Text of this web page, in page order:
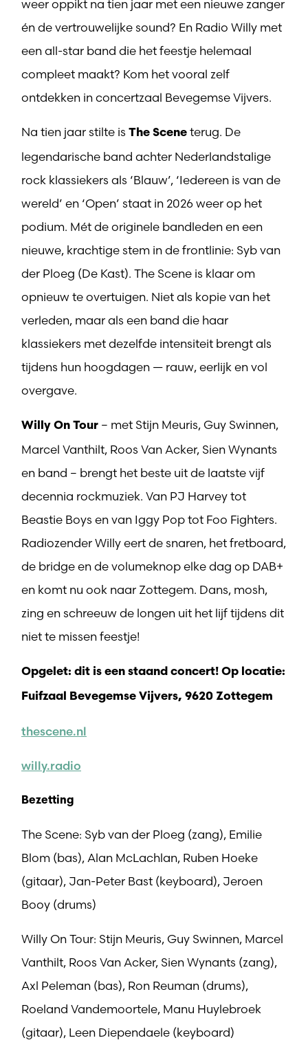
weer oppikt na tien jaar met een nieuwe zanger
én de vertrouwelijke sound? En Radio Willy met
een all-star band die het feestje helemaal
compleet maakt? Kom het vooral zelf
ontdekken in concertzaal Bevegemse Vijvers.
Na tien jaar stilte is The Scene terug. De
legendarische band achter Nederlandstalige
rock klassiekers als ‘Blauw’, ‘Iedereen is van de
wereld’ en ‘Open’ staat in 2026 weer op het
podium. Mét de originele bandleden en een
nieuwe, krachtige stem in de frontlinie: Syb van
der Ploeg (De Kast). The Scene is klaar om
opnieuw te overtuigen. Niet als kopie van het
verleden, maar als een band die haar
klassiekers met dezelfde intensiteit brengt als
tijdens hun hoogdagen — rauw, eerlijk en vol
overgave.
Willy On Tour – met Stijn Meuris, Guy Swinnen,
Marcel Vanthilt, Roos Van Acker, Sien Wynants
en band – brengt het beste uit de laatste vijf
decennia rockmuziek. Van PJ Harvey tot
Beastie Boys en van Iggy Pop tot Foo Fighters.
Radiozender Willy eert de snaren, het fretboard,
de bridge en de volumeknop elke dag op DAB+
en komt nu ook naar Zottegem. Dans, mosh,
zing en schreeuw de longen uit het lijf tijdens dit
niet te missen feestje!
Opgelet: dit is een staand concert! Op locatie:
Fuifzaal Bevegemse Vijvers, 9620 Zottegem
thescene.nl
willy.radio
Bezetting
The Scene: Syb van der Ploeg (zang), Emilie
Blom (bas), Alan McLachlan, Ruben Hoeke
(gitaar), Jan-Peter Bast (keyboard), Jeroen
Booy (drums)
Willy On Tour: Stijn Meuris, Guy Swinnen, Marcel
Vanthilt, Roos Van Acker, Sien Wynants (zang),
Axl Peleman (bas), Ron Reuman (drums),
Roeland Vandemoortele, Manu Huylebroek
(gitaar), Leen Diependaele (keyboard)